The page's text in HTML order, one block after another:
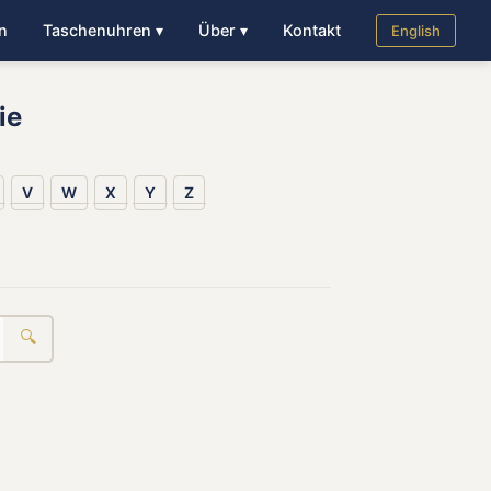
Taschenuhren ▾ Über ▾ Kontakt English
V W X Y Z
🔍